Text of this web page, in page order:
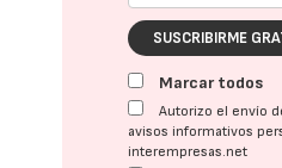
SUSCRIBIRME
Marcar todos
Autorizo el envío
avisos informativos
interempresas.net